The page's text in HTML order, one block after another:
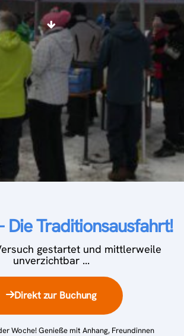
Die Traditionsausfahrt!
gestartet und mittlerweile
unverzichtbar ...
Direkt zur Buchung
Woche! Genieße mit Anhang, Freundinnen